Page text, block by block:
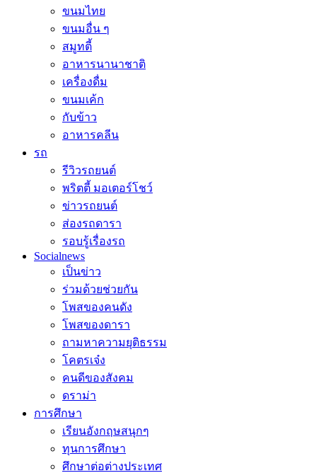
ขนมไทย
ขนมอื่น ๆ
สมูทตี้
อาหารนานาชาติ
เครื่องดื่ม
ขนมเค้ก
กับข้าว
อาหารคลีน
รถ
รีวิวรถยนต์
พริตตี้ มอเตอร์โชว์
ข่าวรถยนต์
ส่องรถดารา
รอบรู้เรื่องรถ
Socialnews
เป็นข่าว
ร่วมด้วยช่วยกัน
โพสของคนดัง
โพสของดารา
ถามหาความยุติธรรม
โคตรเจ๋ง
คนดีของสังคม
ดราม่า
การศึกษา
เรียนอังกฤษสนุกๆ
ทุนการศึกษา
ศึกษาต่อต่างประเทศ